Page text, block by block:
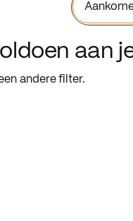
aan
andere filter.